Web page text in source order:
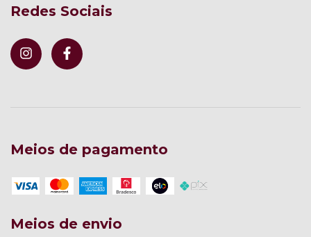
Redes Sociais
Meios de pagamento
Meios de envio